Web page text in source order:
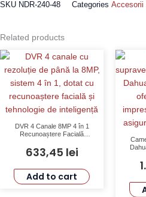
sina
-
WELL
NDR-
240-
quantity
SKU NDR-240-48 Categories Accesorii
Related products
DVR 4 Canale 8MP 4 în 1
Recunoaștere Facială
Dahua XVR5104HS-4KL-I3
633,45 lei
Add to cart